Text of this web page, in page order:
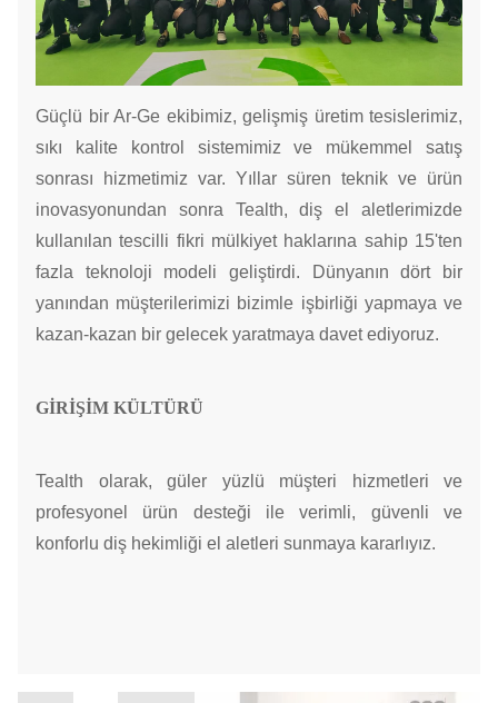
Güçlü bir Ar-Ge ekibimiz, gelişmiş üretim tesislerimiz,
sıkı kalite kontrol sistemimiz ve mükemmel satış
sonrası hizmetimiz var. Yıllar süren teknik ve ürün
inovasyonundan sonra Tealth, diş el aletlerimizde
kullanılan tescilli fikri mülkiyet haklarına sahip 15'ten
fazla teknoloji modeli geliştirdi. Dünyanın dört bir
yanından müşterilerimizi bizimle işbirliği yapmaya ve
kazan-kazan bir gelecek yaratmaya davet ediyoruz.
GİRİŞİM KÜLTÜRÜ
Tealth olarak, güler yüzlü müşteri hizmetleri ve
profesyonel ürün desteği ile verimli, güvenli ve
konforlu diş hekimliği el aletleri sunmaya kararlıyız.